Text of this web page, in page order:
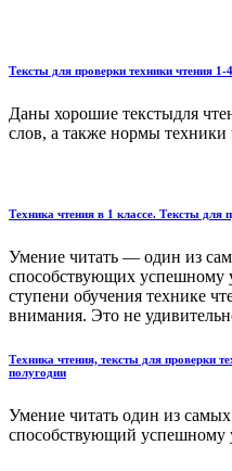
Тексты для проверки техники чтения
Даны хорошие текстыдля
слов, а также нормы техники
Техника чтения в 1 классе. Тексты для
Умение читать — один из
способствующих успешному
ступени обучения технике
внимания. Это не
Техника чтения, тексты для проверки
полугодии
Умение читать один из
способствующий успешному